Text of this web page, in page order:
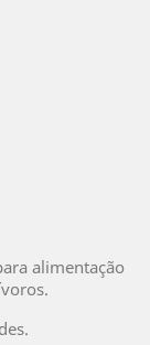
alimentação